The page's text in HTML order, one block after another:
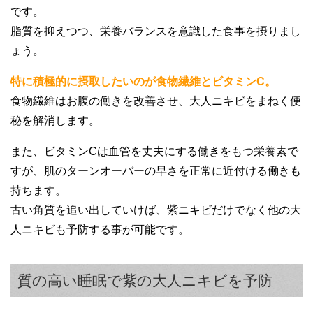
です。
脂質を抑えつつ、栄養バランスを意識した食事を摂りまし
ょう。
特に積極的に摂取したいのが食物繊維とビタミンC。
食物繊維はお腹の働きを改善させ、大人ニキビをまねく便
秘を解消します。
また、ビタミンCは血管を丈夫にする働きをもつ栄養素で
すが、肌のターンオーバーの早さを正常に近付ける働きも
持ちます。
古い角質を追い出していけば、紫ニキビだけでなく他の大
人ニキビも予防する事が可能です。
質の高い睡眠で紫の大人ニキビを予防